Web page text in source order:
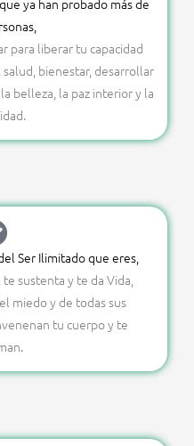
para liberar tu capacidad
bienestar, desarrollar
belleza, la paz interior y la
Ser Ilimitado que eres,
sustenta y te da Vida,
miedo y de todas sus
tu cuerpo y te